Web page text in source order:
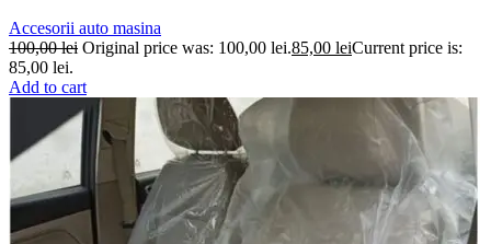
Accesorii auto masina
100,00lei Original price was: 100,00 lei.85,00 leiCurrent price is:
85,00 lei.
Add to cart